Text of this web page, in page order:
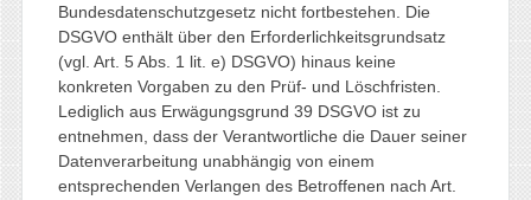
Bundesdatenschutzgesetz nicht fortbestehen. Die
DSGVO enthält über den Erforderlichkeitsgrundsatz
(vgl. Art. 5 Abs. 1 lit. e) DSGVO) hinaus keine
konkreten Vorgaben zu den Prüf- und Löschfristen.
Lediglich aus Erwägungsgrund 39 DSGVO ist zu
entnehmen, dass der Verantwortliche die Dauer seiner
Datenverarbeitung unabhängig von einem
entsprechenden Verlangen des Betroffenen nach Art.